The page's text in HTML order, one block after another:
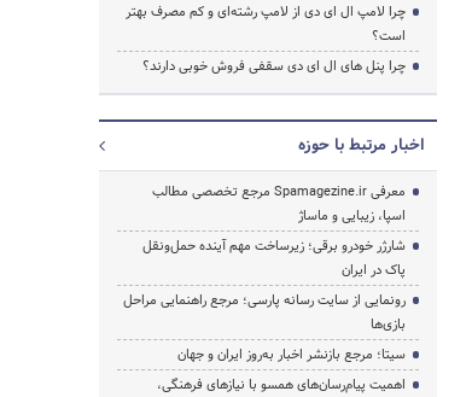
چرا لامپ ال ای دی از لامپ رشته‌ای و کم مصرف بهتر
است؟
چرا پنل های ال ای دی سقفی فروش خوبی دارند؟
اخبار مرتبط با حوزه
معرفی Spamagezine.ir مرجع تخصصی مطالب
اسپا، زیبایی و ماساژ
شارژر خودرو برقی؛ زیرساخت مهم آینده حمل‌ونقل
پاک در ایران
رونمایی از سایت رسانه پارسی؛ مرجع راهنمایی مراحل
بازی‌ها
سیتا؛ مرجع بازنشر اخبار به‌روز ایران و جهان
اهمیت پیام‌رسان‌های همسو با نیازهای فرهنگی،